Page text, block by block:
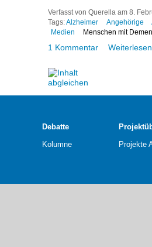
Verfasst von Querella am 8.
Tags:Alzheimer Angehörige
Medien
Menschen mit
1 Kommentar Weiterlesen
Debatte
Kolumne
Projekte